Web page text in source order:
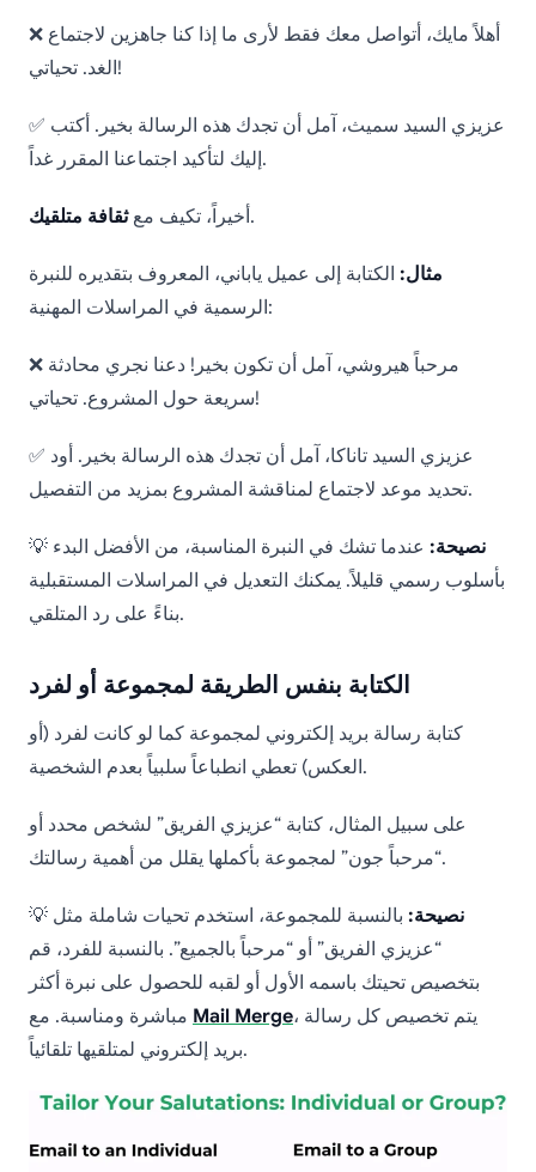
❌ أهلاً مايك، أتواصل معك فقط لأرى ما إذا كنا جاهزين لاجتماع
الغد. تحياتي!
✅ عزيزي السيد سميث، آمل أن تجدك هذه الرسالة بخير. أكتب
إليك لتأكيد اجتماعنا المقرر غداً.
أخيراً، تكيف معثقافة متلقيك .
مثال: الكتابة إلى عميل ياباني، المعروف بتقديره للنبرة
الرسمية في المراسلات المهنية:
❌ مرحباً هيروشي، آمل أن تكون بخير! دعنا نجري محادثة
سريعة حول المشروع. تحياتي!
✅ عزيزي السيد تاناكا، آمل أن تجدك هذه الرسالة بخير. أود
تحديد موعد لاجتماع لمناقشة المشروع بمزيد من التفصيل.
💡 نصيحة: عندما تشك في النبرة المناسبة، من الأفضل البدء
بأسلوب رسمي قليلاً. يمكنك التعديل في المراسلات المستقبلية
بناءً على رد المتلقي.
الكتابة بنفس الطريقة لمجموعة أو لفرد
كتابة رسالة بريد إلكتروني لمجموعة كما لو كانت لفرد (أو
العكس) تعطي انطباعاً سلبياً بعدم الشخصية.
على سبيل المثال، كتابة “عزيزي الفريق” لشخص محدد أو
“مرحباً جون” لمجموعة بأكملها يقلل من أهمية رسالتك.
💡 نصيحة: بالنسبة للمجموعة، استخدم تحيات شاملة مثل
“عزيزي الفريق” أو “مرحباً بالجميع”. بالنسبة للفرد، قم
بتخصيص تحيتك باسمه الأول أو لقبه للحصول على نبرة أكثر
Mail Merge، يتم تخصيص كل رسالة
بريد إلكتروني لمتلقيها تلقائياً.